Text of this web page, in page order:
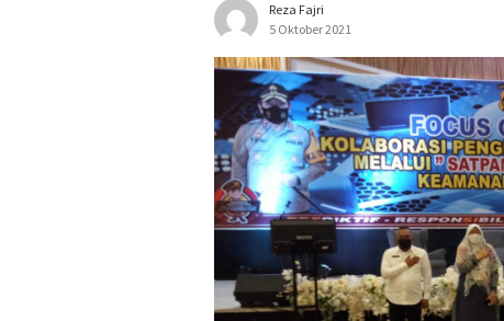
Reza Fajri
5 Oktober 2021